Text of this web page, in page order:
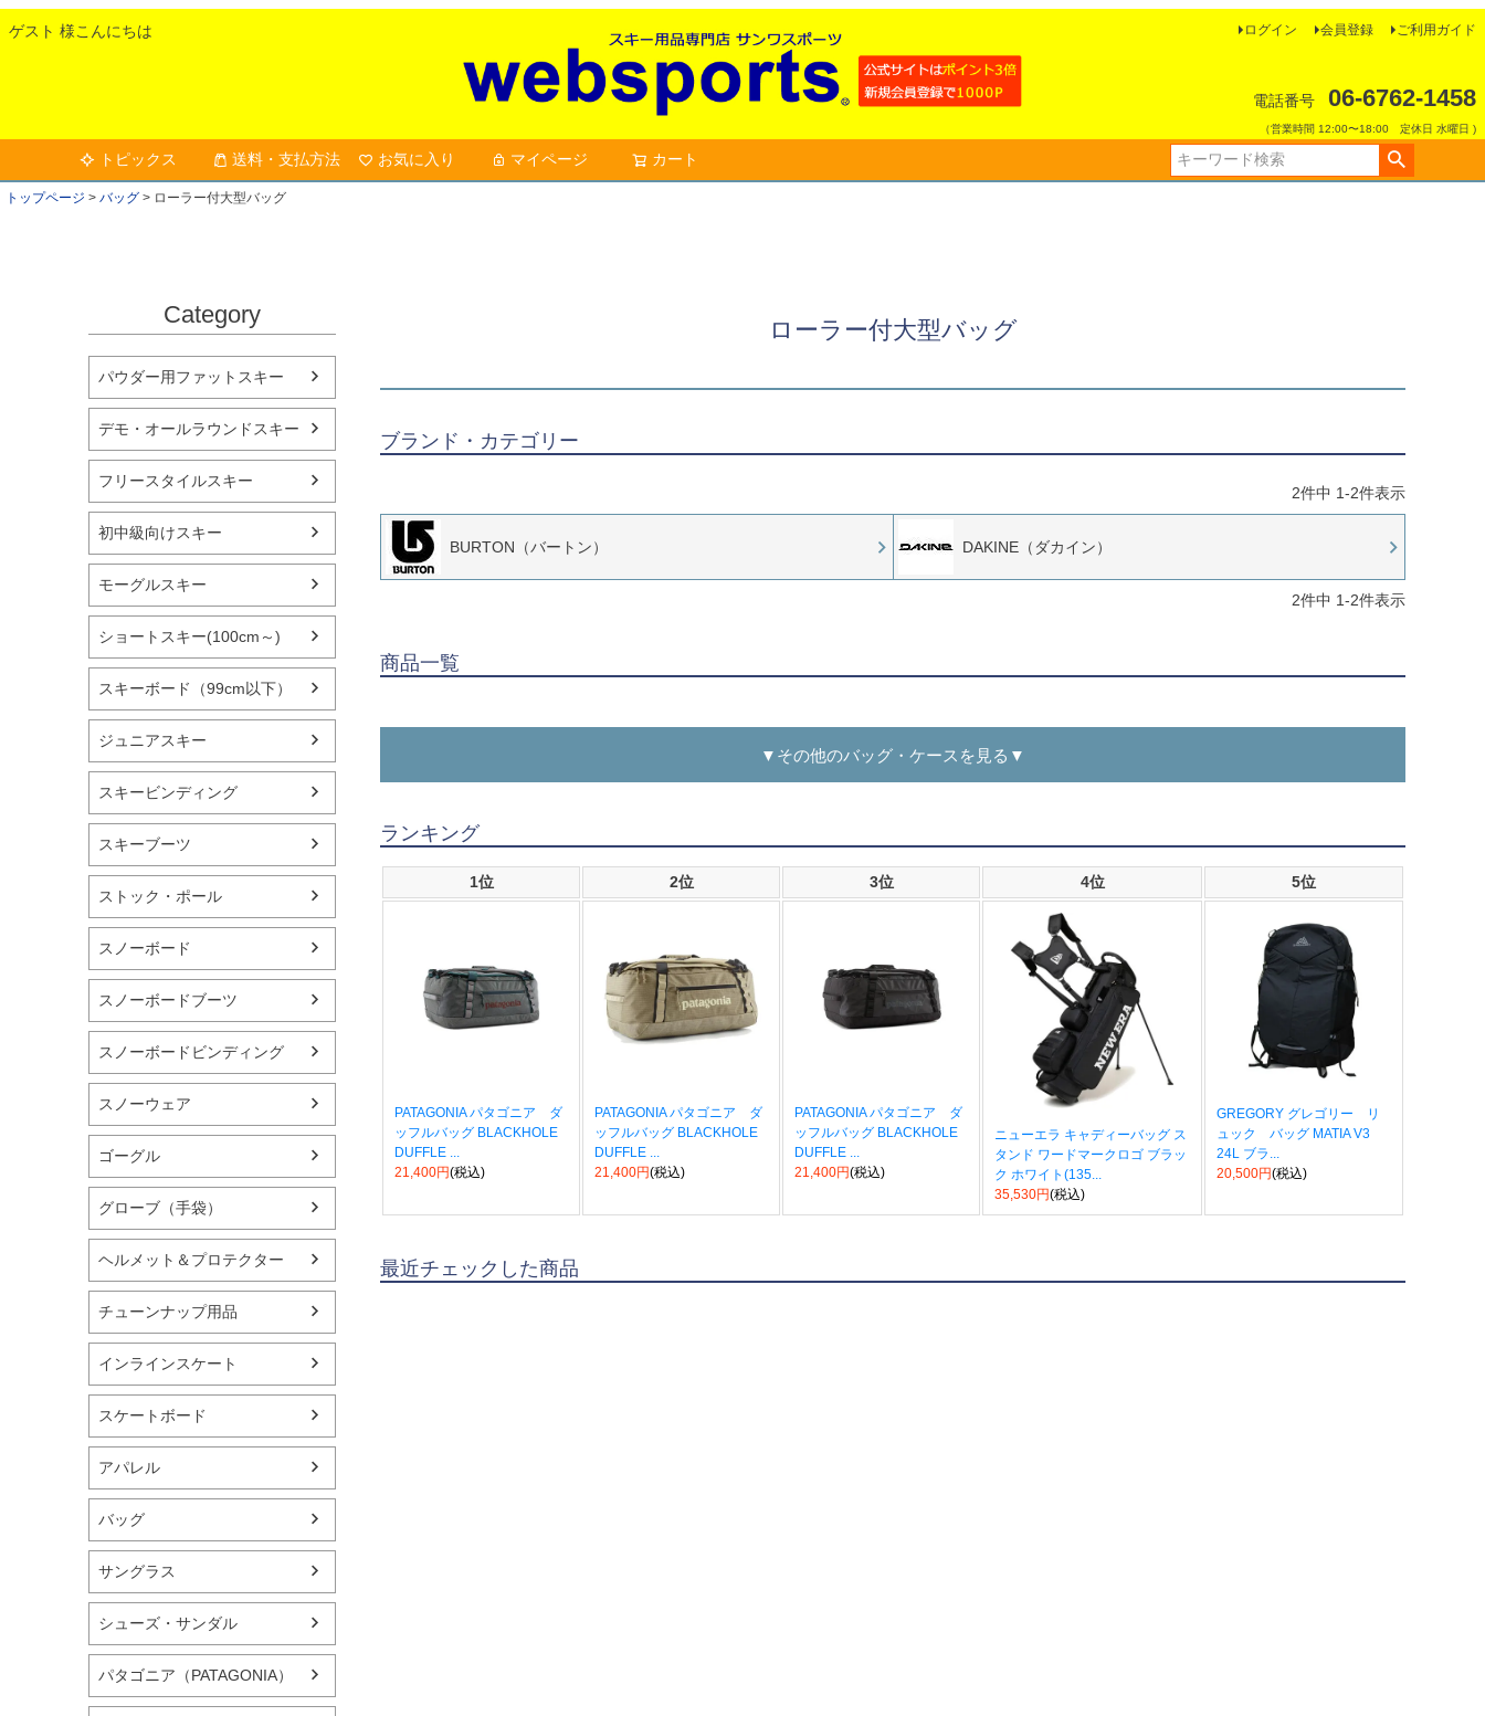
ゲスト 様こんにちは ログイン 会員登録 ご利用ガイド
電話番号 06-6762-1458
（営業時間 12:00〜18:00 定休日 水曜日 )
トピックス 送料・支払方法 お気に入り マイページ カート
トップページ バッグ ローラー付大型バッグ
Category
パウダー用ファットスキー
デモ・オールラウンドスキー
フリースタイルスキー
初中級向けスキー
モーグルスキー
ショートスキー(100cm～)
スキーボード（99cm以下）
ジュニアスキー
スキービンディング
スキーブーツ
ストック・ポール
スノーボード
スノーボードブーツ
スノーボードビンディング
スノーウェア
ゴーグル
グローブ（手袋）
ヘルメット＆プロテクター
チューンナップ用品
インラインスケート
スケートボード
アパレル
バッグ
サングラス
シューズ・サンダル
パタゴニア（PATAGONIA）
ローラー付大型バッグ
ブランド・カテゴリー
2件中 1-2件表示
BURTON（バートン） DAKINE（ダカイン）
2件中 1-2件表示
商品一覧
▼その他のバッグ・ケースを見る▼
ランキング
1位 2位 3位 4位 5位
PATAGONIA パタゴニア ダ
ッフルバッグ BLACKHOLE
DUFFLE ...
21,400円(税込)
PATAGONIA パタゴニア ダ
ッフルバッグ BLACKHOLE
DUFFLE ...
21,400円(税込)
PATAGONIA パタゴニア ダ
ッフルバッグ BLACKHOLE
DUFFLE ...
21,400円(税込)
ニューエラ キャディーバッグ ス
タンド ワードマークロゴ ブラッ
ク ホワイト(135...
35,530円(税込)
GREGORY グレゴリー リ
ュック バッグ MATIA V3
24L ブラ...
20,500円(税込)
最近チェックした商品